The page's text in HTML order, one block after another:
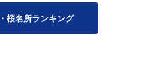
桜名所ランキング